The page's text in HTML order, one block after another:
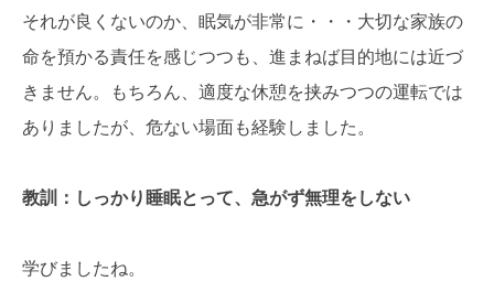
それが良くないのか、眠気が非常に・・・大切な家族の
命を預かる責任を感じつつも、進まねば目的地には近づ
きません。もちろん、適度な休憩を挟みつつの運転では
ありましたが、危ない場面も経験しました。
教訓：しっかり睡眠とって、急がず無理をしない
学びましたね。